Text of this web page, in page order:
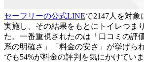
セーフリーの公式LINEで2147人を対
実施し、その結果をもとにトイレつま
た。一番重視されたのは「口コミの評
系の明確さ」「料金の安さ」が挙げら
でも54%が料金の評判を気にかけてい